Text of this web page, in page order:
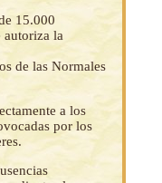
15.000
autoriza la
de las Normales
a los
por los